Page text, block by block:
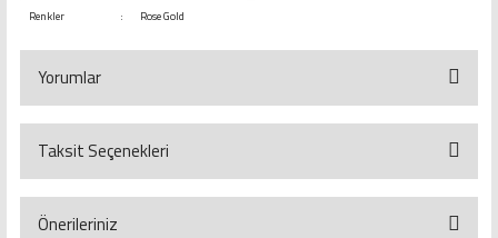
Renkler : Rose Gold
Yorumlar
Bu ürüne ilk yorumu siz yapın!
Taksit Seçenekleri
Önerileriniz